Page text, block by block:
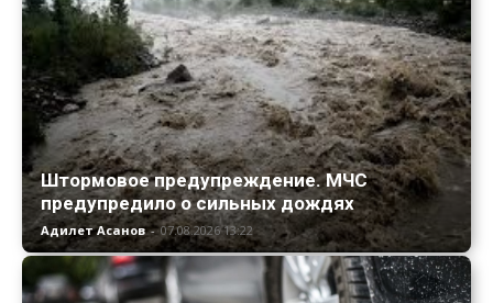
Штормовое предупреждение. МЧС
предупредило о сильных дождях
Адилет Асанов - 07.08.2026 13:22